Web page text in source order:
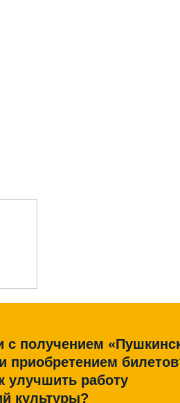
с получением
приобретением
улучшить работу
культуры?